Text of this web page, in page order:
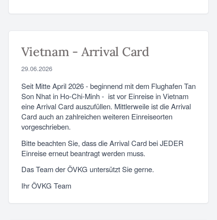
Vietnam - Arrival Card
29.06.2026
Seit Mitte April 2026 - beginnend mit dem Flughafen Tan
Son Nhat in Ho-Chi-Minh - ist vor Einreise in Vietnam
eine Arrival Card auszufüllen. Mittlerweile ist die Arrival
Card auch an zahlreichen weiteren Einreiseorten
vorgeschrieben.
Bitte beachten Sie, dass die Arrival Card bei JEDER
Einreise erneut beantragt werden muss.
Das Team der ÖVKG untersützt Sie gerne.
Ihr ÖVKG Team